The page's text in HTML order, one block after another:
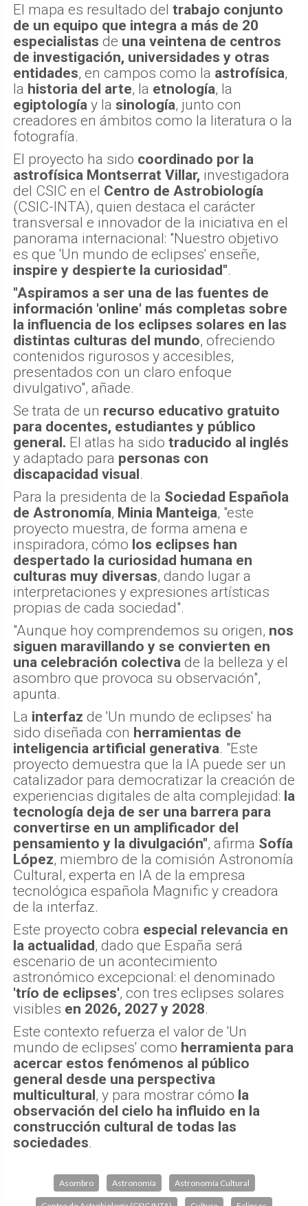
El mapa es resultado del trabajo conjunto
de un equipo que integra a más de 20
especialistas de una veintena de centros
de investigación, universidades y otras
entidades, en campos como la astrofísica,
la historia del arte, la etnología, la
egiptología y la sinología, junto con
creadores en ámbitos como la literatura o la
fotografía.
El proyecto ha sido coordinado por la
astrofísica Montserrat Villar, investigadora
del CSIC en el Centro de Astrobiología
(CSIC-INTA), quien destaca el carácter
transversal e innovador de la iniciativa en el
panorama internacional: "Nuestro objetivo
es que 'Un mundo de eclipses' enseñe,
inspire y despierte la curiosidad".
"Aspiramos a ser una de las fuentes de
información 'online' más completas sobre
la influencia de los eclipses solares en las
distintas culturas del mundo, ofreciendo
contenidos rigurosos y accesibles,
presentados con un claro enfoque
divulgativo", añade.
Se trata de un recurso educativo gratuito
para docentes, estudiantes y público
general. El atlas ha sido traducido al inglés
y adaptado para personas con
discapacidad visual.
Para la presidenta de la Sociedad Española
de Astronomía, Minia Manteiga, "este
proyecto muestra, de forma amena e
inspiradora, cómo los eclipses han
despertado la curiosidad humana en
culturas muy diversas, dando lugar a
interpretaciones y expresiones artísticas
propias de cada sociedad".
"Aunque hoy comprendemos su origen, nos
siguen maravillando y se convierten en
una celebración colectiva de la belleza y el
asombro que provoca su observación",
apunta.
La interfaz de 'Un mundo de eclipses' ha
sido diseñada con herramientas de
inteligencia artificial generativa. "Este
proyecto demuestra que la IA puede ser un
catalizador para democratizar la creación de
experiencias digitales de alta complejidad: la
tecnología deja de ser una barrera para
convertirse en un amplificador del
pensamiento y la divulgación", afirma Sofía
López, miembro de la comisión Astronomía
Cultural, experta en IA de la empresa
tecnológica española Magnific y creadora
de la interfaz.
Este proyecto cobra especial relevancia en
la actualidad, dado que España será
escenario de un acontecimiento
astronómico excepcional: el denominado
'trío de eclipses', con tres eclipses solares
visibles en 2026, 2027 y 2028.
Este contexto refuerza el valor de 'Un
mundo de eclipses' como herramienta para
acercar estos fenómenos al público
general desde una perspectiva
multicultural, y para mostrar cómo la
observación del cielo ha influido en la
construcción cultural de todas las
sociedades.
Asombro Astronomía Astronomía Cultural